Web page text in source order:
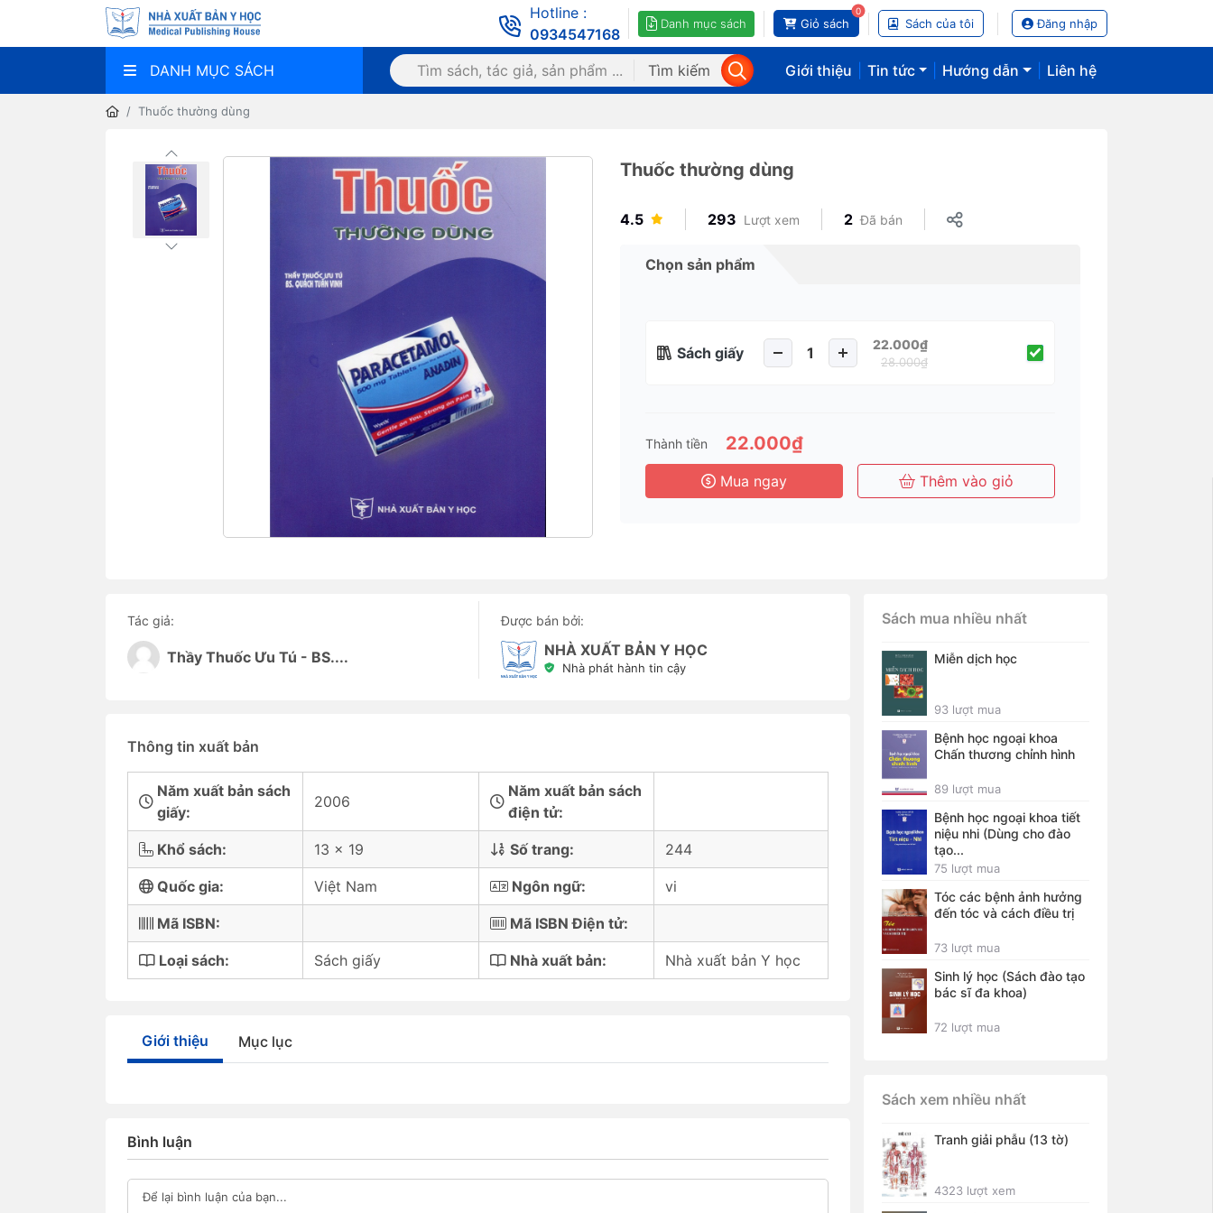
Hotline :
0934547168
Danh mục sách
0
Giỏ sách Sách của tôi Đăng nhập
DANH MỤC SÁCH Tìm kiếm Giới thiệu Tin tức Hướng dẫn Liên hệ
Thuốc thường dùng
Thuốc thường dùng
4.5 293 Lượt xem 2 Đã bán
Chọn sản phẩm
Sách giấy 22.000₫
28.000₫
Thành tiền 22.000₫
Mua ngay Thêm vào giỏ
Tác giả:
Thầy Thuốc Ưu Tú - BS....
Được bán bởi:
NHÀ XUẤT BẢN Y HỌC
Nhà phát hành tin cậy
Thông tin xuất bản
Năm xuất bản sách
giấy:
2006
Năm xuất bản sách
điện tử:
Khổ sách: 13 x 19 Số trang: 244
Quốc gia: Việt Nam Ngôn ngữ: vi
Mã ISBN: Mã ISBN Điện tử:
Loại sách: Sách giấy Nhà xuất bản: Nhà xuất bản Y học
Giới thiệu Mục lục
Bình luận
Sách mua nhiều nhất
Miễn dịch học
93 lượt mua
Bệnh học ngoại khoa
Chấn thương chỉnh hình
89 lượt mua
Bệnh học ngoại khoa tiết
niệu nhi (Dùng cho đào
tạo...
75 lượt mua
Tóc các bệnh ảnh hưởng
đến tóc và cách điều trị
73 lượt mua
Sinh lý học (Sách đào tạo
bác sĩ đa khoa)
72 lượt mua
Sách xem nhiều nhất
Tranh giải phẫu (13 tờ)
4323 lượt xem